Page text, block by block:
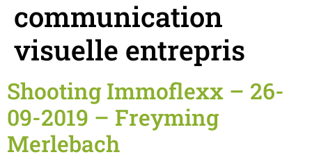
communication
visuelle entrepris
Shooting Immoflexx – 26-
09-2019 – Freyming
Merlebach